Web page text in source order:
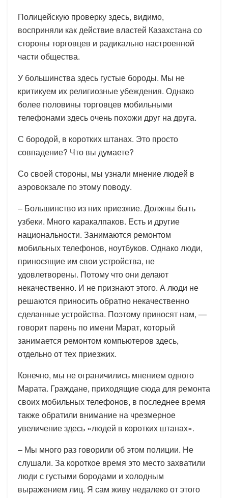
Полицейскую проверку здесь, видимо,
восприняли как действие властей Казахстана со
стороны торговцев и радикально настроенной
части общества.
У большинства здесь густые бороды. Мы не
критикуем их религиозные убеждения. Однако
более половины торговцев мобильными
телефонами здесь очень похожи друг на друга.
С бородой, в коротких штанах. Это просто
совпадение? Что вы думаете?
Со своей стороны, мы узнали мнение людей в
аэровокзале по этому поводу.
– Большинство из них приезжие. Должны быть
узбеки. Много каракалпаков. Есть и другие
национальности. Занимаются ремонтом
мобильных телефонов, ноутбуков. Однако люди,
приносящие им свои устройства, не
удовлетворены. Потому что они делают
некачественно. И не признают этого. А люди не
решаются приносить обратно некачественно
сделанные устройства. Поэтому приносят нам, —
говорит парень по имени Марат, который
занимается ремонтом компьютеров здесь,
отдельно от тех приезжих.
Конечно, мы не ограничились мнением одного
Марата. Граждане, приходящие сюда для ремонта
своих мобильных телефонов, в последнее время
также обратили внимание на чрезмерное
увеличение здесь «людей в коротких штанах».
– Мы много раз говорили об этом полиции. Не
слушали. За короткое время это место захватили
люди с густыми бородами и холодным
выражением лиц. Я сам живу недалеко от этого